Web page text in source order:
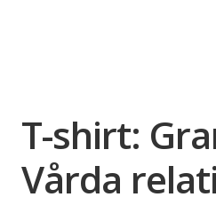
T-shirt:
Vårda